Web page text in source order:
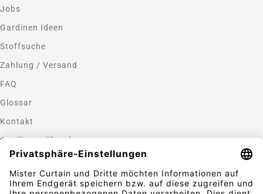
Jobs
Gardinen Ideen
Stoffsuche
Zahlung / Versand
FAQ
Glossar
Kontakt
Gardinen nähen lassen
Zahlungsmethoden